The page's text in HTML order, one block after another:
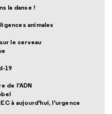
la danse !
animales
le cerveau
19
de l’ADN
à aujourd'hui, l'urgence